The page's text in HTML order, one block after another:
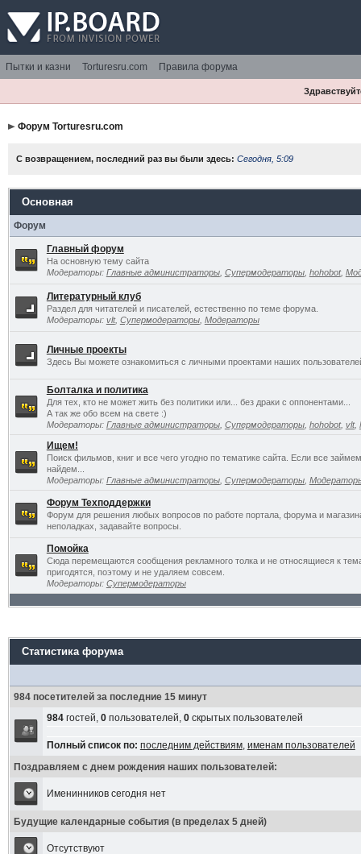
Пытки и казни Torturesru.com Правила форума
Форум Torturesru.com
С возвращением, последний раз вы были здесь: Сегодня, 5:09
Основная
Форум
Главный форум
На основную тему сайта
Модераторы: Главные администраторы, Супермодераторы, hohobot,
Литературный клуб
Раздел для читателей и писателей, естественно по теме форума.
Модераторы: vlt, Супермодераторы, Модераторы
Личные проекты
Здесь Вы можете ознакомиться с личными проектами наших
Болталка и политика
Для тех, кто не может жить без политики или... без драки с оппонентами...
А так же обо всем на свете :)
Модераторы: Главные администраторы, Супермодераторы, hohobot, vlt,
Ищем!
Поиск фильмов, книг и все чего угодно по тематике сайта. Если все
найдем...
Модераторы: Главные администраторы, Супермодераторы,
Форум Техподдержки
Форум для решения любых вопросов по работе портала, форума и
неполадках, задавайте вопросы.
Помойка
Сюда перемещаются сообщения рекламного толка и не относящиеся к
пригодятся, поэтому и не удаляем совсем.
Модераторы: Супермодераторы
Статистика форума
984 посетителей за последние 15 минут
984гостей, 0пользователей, 0скрытых пользователей
Полный список по: последним действиям, именам пользователей
Поздравляем с днем рождения наших пользователей:
Именинников сегодня нет
Будущие календарные события (в пределах 5 дней)
Отсутствуют